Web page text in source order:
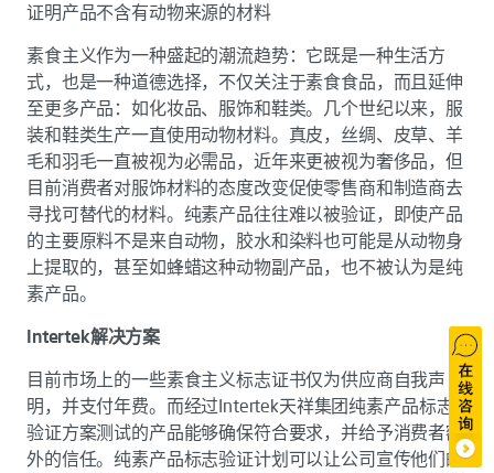
证明产品不含有动物来源的材料
素食主义作为一种盛起的潮流趋势：它既是一种生活方
式，也是一种道德选择，不仅关注于素食食品，而且延伸
至更多产品：如化妆品、服饰和鞋类。几个世纪以来，服
装和鞋类生产一直使用动物材料。真皮，丝绸、皮草、羊
毛和羽毛一直被视为必需品，近年来更被视为奢侈品，但
目前消费者对服饰材料的态度改变促使零售商和制造商去
寻找可替代的材料。纯素产品往往难以被验证，即使产品
的主要原料不是来自动物，胶水和染料也可能是从动物身
上提取的，甚至如蜂蜡这种动物副产品，也不被认为是纯
素产品。
Intertek解决方案
目前市场上的一些素食主义标志证书仅为供应商自我声
明，并支付年费。而经过Intertek天祥集团纯素产品标志
验证方案测试的产品能够确保符合要求，并给予消费者额
外的信任。纯素产品标志验证计划可以让公司宣传他们的